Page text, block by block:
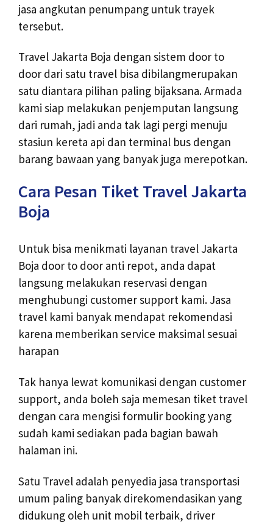
jasa angkutan penumpang untuk trayek
tersebut.
Travel Jakarta Boja dengan sistem door to
door dari satu travel bisa dibilangmerupakan
satu diantara pilihan paling bijaksana. Armada
kami siap melakukan penjemputan langsung
dari rumah, jadi anda tak lagi pergi menuju
stasiun kereta api dan terminal bus dengan
barang bawaan yang banyak juga merepotkan.
Cara Pesan Tiket Travel Jakarta
Boja
Untuk bisa menikmati layanan travel Jakarta
Boja door to door anti repot, anda dapat
langsung melakukan reservasi dengan
menghubungi customer support kami. Jasa
travel kami banyak mendapat rekomendasi
karena memberikan service maksimal sesuai
harapan
Tak hanya lewat komunikasi dengan customer
support, anda boleh saja memesan tiket travel
dengan cara mengisi formulir booking yang
sudah kami sediakan pada bagian bawah
halaman ini.
Satu Travel adalah penyedia jasa transportasi
umum paling banyak direkomendasikan yang
didukung oleh unit mobil terbaik, driver